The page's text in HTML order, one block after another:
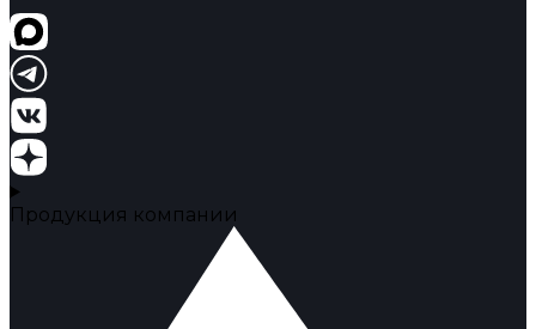
Продукция компании